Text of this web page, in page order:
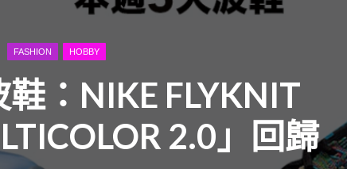
FASHION HOBBY
：NIKE FLYKNIT
2.0」回歸